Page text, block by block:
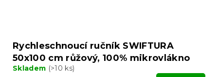
Rychleschnoucí ručník SWIFTURA
50x100 cm růžový, 100% mikrovlákno
Skladem (>10 ks)